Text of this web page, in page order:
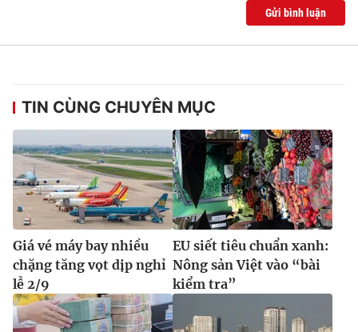
Gửi bình luận
TIN CÙNG CHUYÊN MỤC
Giá vé máy bay nhiều
chặng tăng vọt dịp nghỉ
lễ 2/9
EU siết tiêu chuẩn xanh:
Nông sản Việt vào “bài
kiểm tra”